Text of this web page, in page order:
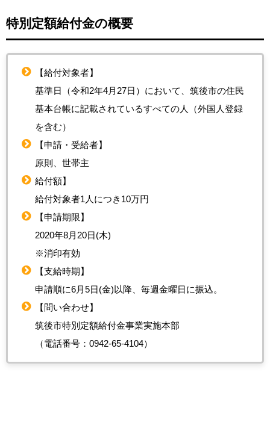
特別定額給付金の概要
【給付対象者】
基準日（令和2年4月27日）において、筑後市の住民
基本台帳に記載されているすべての人（外国人登録
を含む）
【申請・受給者】
原則、世帯主
給付額】
給付対象者1人につき10万円
【申請期限】
2020年8月20日(木)
※消印有効
【支給時期】
申請順に6月5日(金)以降、毎週金曜日に振込。
【問い合わせ】
筑後市特別定額給付金事業実施本部
（電話番号：0942-65-4104）